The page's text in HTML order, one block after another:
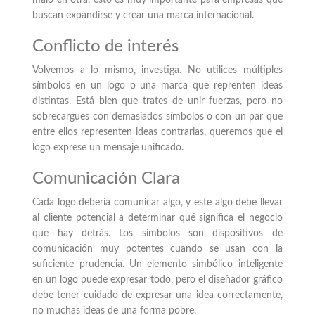
buscan expandirse y crear una marca internacional.
Conflicto de interés
Volvemos a lo mismo, investiga. No utilices múltiples
símbolos en un logo o una marca que reprenten ideas
distintas. Está bien que trates de unir fuerzas, pero no
sobrecargues con demasiados símbolos o con un par que
entre ellos representen ideas contrarias, queremos que el
logo exprese un mensaje unificado.
Comunicación Clara
Cada logo debería comunicar algo, y este algo debe llevar
al cliente potencial a determinar qué significa el negocio
que hay detrás. Los símbolos son dispositivos de
comunicación muy potentes cuando se usan con la
suficiente prudencia. Un elemento simbólico inteligente
en un logo puede expresar todo, pero el diseñador gráfico
debe tener cuidado de expresar una idea correctamente,
no muchas ideas de una forma pobre.